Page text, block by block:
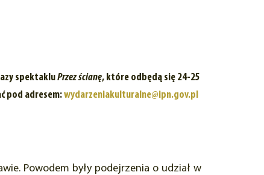
spektakluPrzez ścianę, które odbędą się 24-25
pod adresem:wydarzeniakulturalne@ipn.gov.pl
Powodem były podejrzenia o udział w